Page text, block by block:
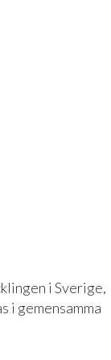
i Sverige,
i gemensamma